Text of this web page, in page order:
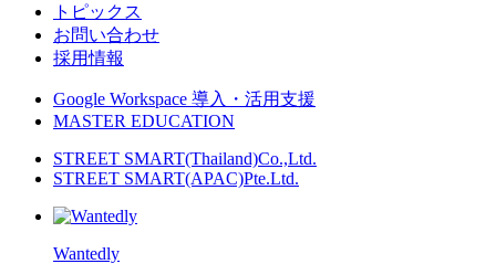
トピックス
お問い合わせ
採用情報
Google Workspace 導入・活用支援
MASTER EDUCATION
STREET SMART(Thailand)Co.,Ltd.
STREET SMART(APAC)Pte.Ltd.
Wantedly